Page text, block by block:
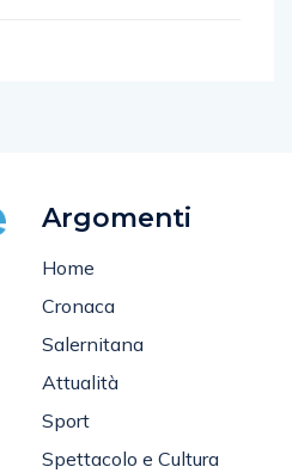
Argomenti
Home
Cronaca
Salernitana
Attualità
Sport
Spettacolo e Cultura